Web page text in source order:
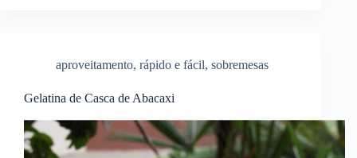
aproveitamento, rápido e fácil, sobremesas
Gelatina de Casca de Abacaxi